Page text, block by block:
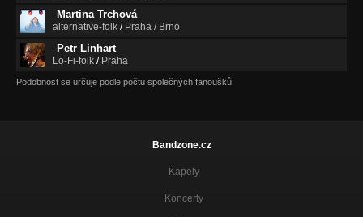
Prastar (Stromen 2023)
Stromen
Vřes (Stromen 2023)
Ej
Martina Trchová
alternative-folk / Praha / Brno
Petr Linhart
Lo-Fi-folk / Praha
Podobnost se určuje podle počtu společných fanoušků.
Bandzone.cz
Kapely
Koncerty